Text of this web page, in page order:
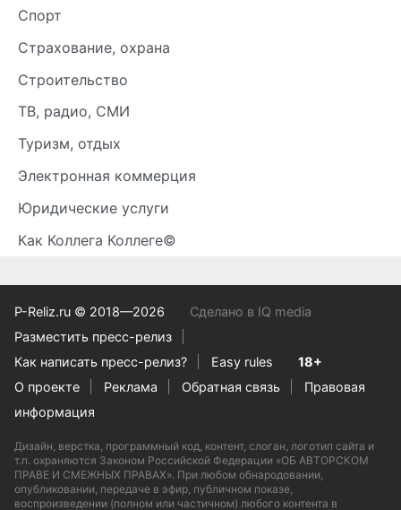
Спорт
Страхование, охрана
Строительство
ТВ, радио, СМИ
Туризм, отдых
Электронная коммерция
Юридические услуги
Как Коллега Коллеге©
P-Reliz.ru © 2018—2026
Сделано в IQ media
Разместить пресс-релиз
Как написать пресс-релиз?
Easy rules
18+
О проекте
Реклама Обратная связь
Правовая
информация
Дизайн, верстка, программный код, контент, слоган, логотип сайта и
т.п. охраняются Законом Российской Федерации «ОБ АВТОРСКОМ
ПРАВЕ И СМЕЖНЫХ ПРАВАХ». При любом обнародовании,
опубликовании, передаче в эфир, публичном показе,
воспроизведении (полном или частичном) любого контента в